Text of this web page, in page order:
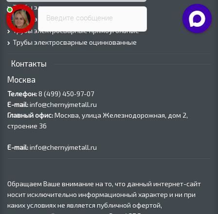
Трубы электросварные круглые
Трубы электросварные квадратные
Трубы электросварные прямоугольные
Трубы электросварные оцинкованные
Контакты
Москва
Телефон:8 (499) 450‑97-07
E-mail:info@chernyjmetall.ru
Главный офис:Москва, улица Железнодорожная, дом 2,
строение 36
E-mail:info@chernyjmetall.ru
Обращаем Ваше внимание на то, что данный интернет-сайт
носит исключительно информационный характер и ни при
каких условиях не является публичной офертой,
Введите сообщение